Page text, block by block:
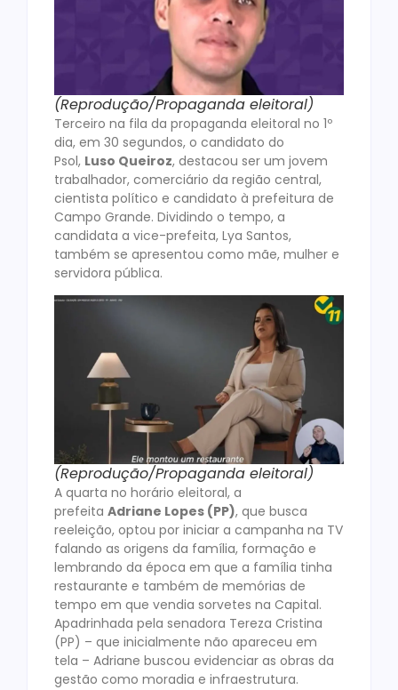
(Reprodução/Propaganda eleitoral)
Terceiro na fila da propaganda eleitoral no 1º
dia, em 30 segundos, o candidato do
Psol, Luso Queiroz, destacou ser um jovem
trabalhador, comerciário da região central,
cientista político e candidato à prefeitura de
Campo Grande. Dividindo o tempo, a
candidata a vice-prefeita, Lya Santos,
também se apresentou como mãe, mulher e
servidora pública.
(Reprodução/Propaganda eleitoral)
A quarta no horário eleitoral, a
prefeita Adriane Lopes (PP), que busca
reeleição, optou por iniciar a campanha na TV
falando as origens da família, formação e
lembrando da época em que a família tinha
restaurante e também de memórias de
tempo em que vendia sorvetes na Capital.
Apadrinhada pela senadora Tereza Cristina
(PP) – que inicialmente não apareceu em
tela – Adriane buscou evidenciar as obras da
gestão como moradia e infraestrutura.